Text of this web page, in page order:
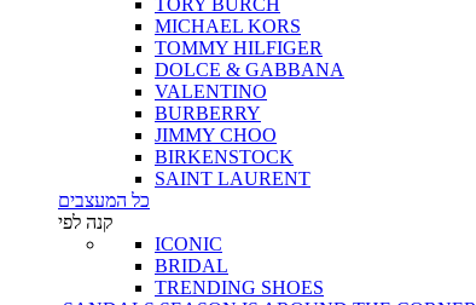
MICHAEL KORS
TOMMY HILFIGER
DOLCE & GABBANA
VALENTINO
BURBERRY
JIMMY CHOO
BIRKENSTOCK
SAINT LAURENT
כל המעצבים
קנה לפי
ICONIC
BRIDAL
TRENDING SHOES